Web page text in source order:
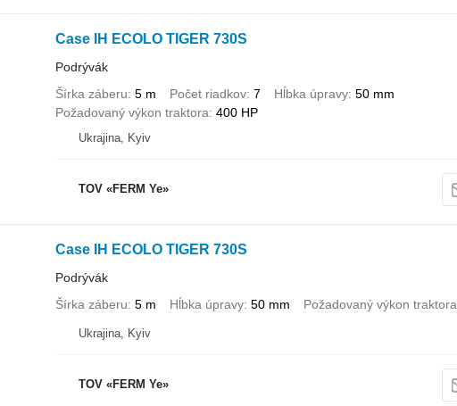
Case IH ECOLO TIGER 730S
Podrývák
Šírka záberu 5 m Počet riadkov 7 Hĺbka úpravy 50 mm
Požadovaný výkon traktora 400 HP
Ukrajina, Kyiv
TOV «FERM Ye»
Case IH ECOLO TIGER 730S
Podrývák
Šírka záberu 5 m Hĺbka úpravy 50 mm Požadovaný výkon traktora
Ukrajina, Kyiv
TOV «FERM Ye»